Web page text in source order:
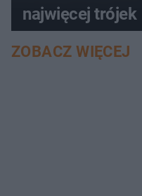
najwięcej trójek
ZOBACZ WIĘCEJ